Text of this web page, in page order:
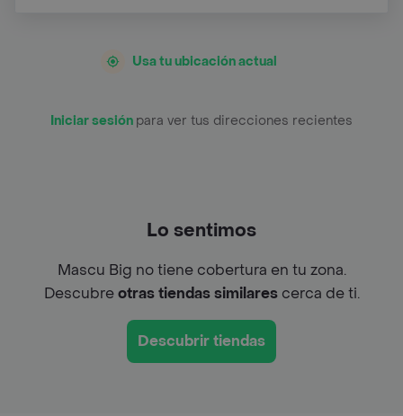
Usa tu ubicación actual
Iniciar sesión para ver tus direcciones recientes
Lo sentimos
Mascu Big no tiene cobertura en tu zona.
Descubreotras tiendas similarescerca de ti.
Descubrir tiendas